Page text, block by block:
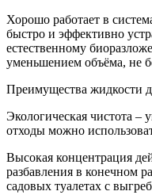
Хорошо работает в
быстро и эффективно
естественному
уменьшением объёма, не
Преимущества жидкости
Экологическая чистота –
отходы можно
Высокая концентрация
разбавления в конечном
садовых туалетах с